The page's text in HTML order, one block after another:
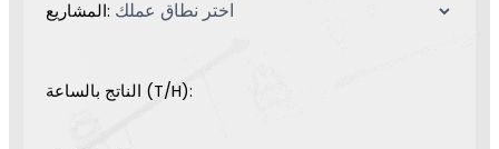
المشاريع: